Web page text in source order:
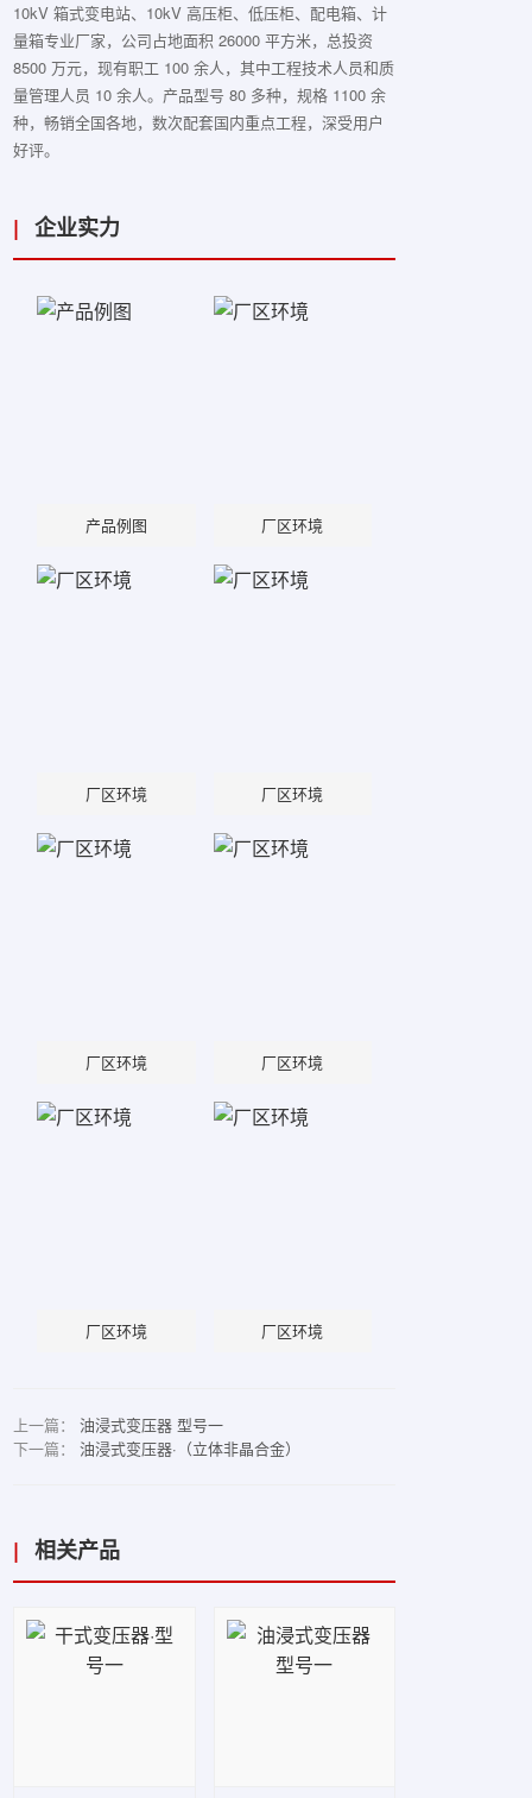
10kV 箱式变电站、10kV 高压柜、低压柜、配电箱、计
量箱专业厂家，公司占地面积 26000 平方米，总投资
8500 万元，现有职工 100 余人，其中工程技术人员和质
量管理人员 10 余人。产品型号 80 多种，规格 1100 余
种，畅销全国各地，数次配套国内重点工程，深受用户
好评。
| 企业实力
产品例图 厂区环境
厂区环境 厂区环境
厂区环境 厂区环境
厂区环境 厂区环境
上一篇：
油浸式变压器 型号一
下一篇：
油浸式变压器·（立体非晶合金）
| 相关产品